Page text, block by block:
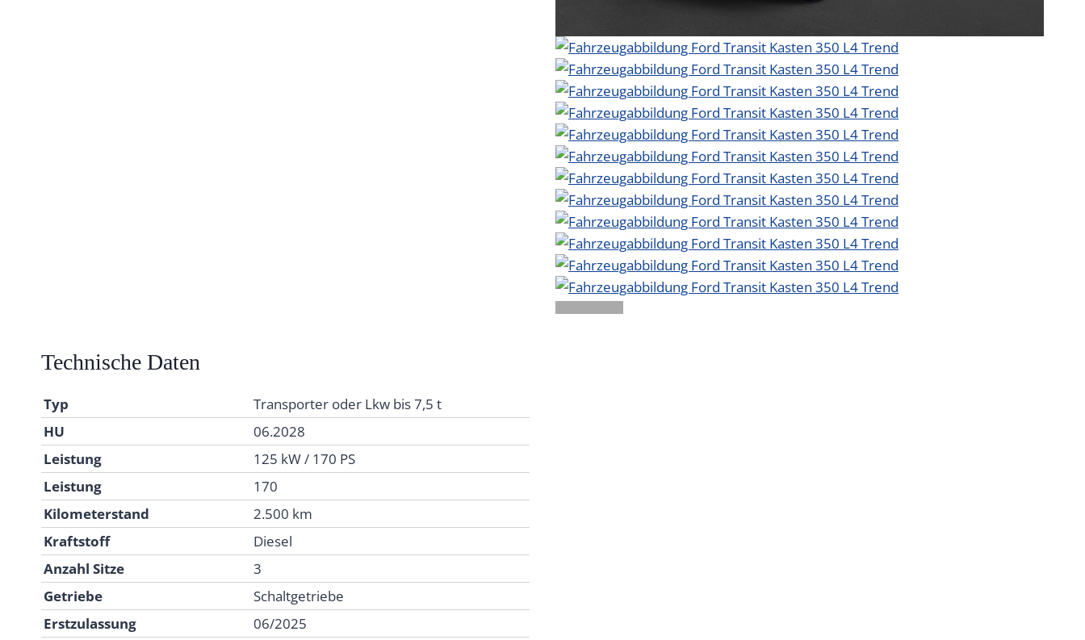
Technische Daten
Typ
Transporter oder Lkw bis 7,5 t
HU
06.2028
Leistung
125 kW / 170 PS
Leistung
170
Kilometerstand
2.500 km
Kraftstoff
Diesel
Anzahl Sitze
3
Getriebe
Schaltgetriebe
Erstzulassung
06/2025